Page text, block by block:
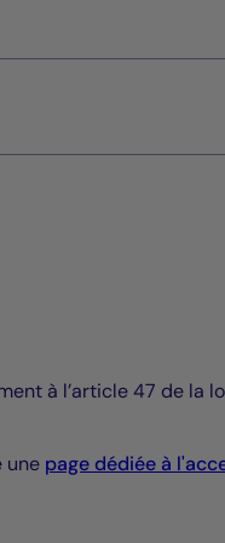
à l’article 47 de la
une page dédiée à